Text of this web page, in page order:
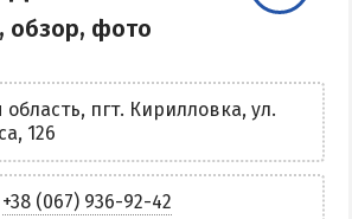
в Кирилловке
с бассейном
обзор, фото
пгт. Кирилловка, ул.
126
+38 (067) 936-92-42